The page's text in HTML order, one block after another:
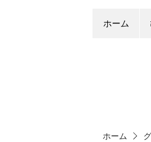
ホーム
ホーム